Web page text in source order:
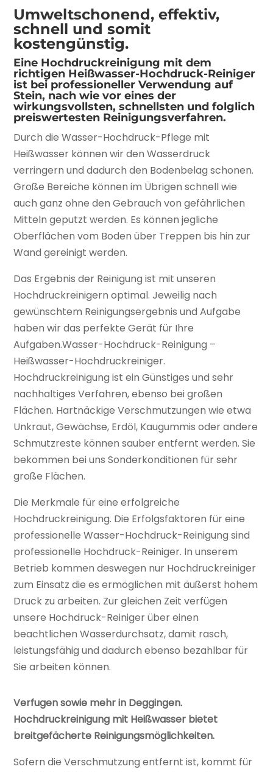
Umweltschonend, effektiv,
schnell und somit
kostengünstig.
Eine Hochdruckreinigung mit dem
richtigen Heißwasser-Hochdruck-Reiniger
ist bei professioneller Verwendung auf
Stein, nach wie vor eines der
wirkungsvollsten, schnellsten und folglich
preiswertesten Reinigungsverfahren.
Durch die Wasser-Hochdruck-Pflege mit
Heißwasser können wir den Wasserdruck
verringern und dadurch den Bodenbelag schonen.
Große Bereiche können im Übrigen schnell wie
auch ganz ohne den Gebrauch von gefährlichen
Mitteln geputzt werden. Es können jegliche
Oberflächen vom Boden über Treppen bis hin zur
Wand gereinigt werden.
Das Ergebnis der Reinigung ist mit unseren
Hochdruckreinigern optimal. Jeweilig nach
gewünschtem Reinigungsergebnis und Aufgabe
haben wir das perfekte Gerät für Ihre
Aufgaben.Wasser-Hochdruck-Reinigung –
Heißwasser-Hochdruckreiniger.
Hochdruckreinigung ist ein Günstiges und sehr
nachhaltiges Verfahren, ebenso bei großen
Flächen. Hartnäckige Verschmutzungen wie etwa
Unkraut, Gewächse, Erdöl, Kaugummis oder andere
Schmutzreste können sauber entfernt werden. Sie
bekommen bei uns Sonderkonditionen für sehr
große Flächen.
Die Merkmale für eine erfolgreiche
Hochdruckreinigung. Die Erfolgsfaktoren für eine
professionelle Wasser-Hochdruck-Reinigung sind
professionelle Hochdruck-Reiniger. In unserem
Betrieb kommen deswegen nur Hochdruckreiniger
zum Einsatz die es ermöglichen mit äußerst hohem
Druck zu arbeiten. Zur gleichen Zeit verfügen
unsere Hochdruck-Reiniger über einen
beachtlichen Wasserdurchsatz, damit rasch,
leistungsfähig und dadurch ebenso bezahlbar für
Sie arbeiten können.
Verfugen sowie mehr in Deggingen.
Hochdruckreinigung mit Heißwasser bietet
breitgefächerte Reinigungsmöglichkeiten.
Sofern die Verschmutzung entfernt ist, kommt für